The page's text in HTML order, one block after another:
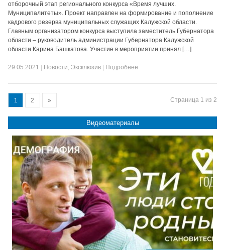
отборочный этап регионального конкурса «Время лучших.
Муниципалитеты». Проект направлен на формирование и пополнение
кадрового резерва муниципальных служащих Калужской области.
Главным организатором конкурса выступила заместитель Губернатора
области – руководитель администрации Губернатора Калужской
области Карина Башкатова. Участие в мероприятии принял […]
29.05.2021 Новости, Эксклюзив Подробнее
Страница 1 из 2
1 2 »
Видеоматериалы